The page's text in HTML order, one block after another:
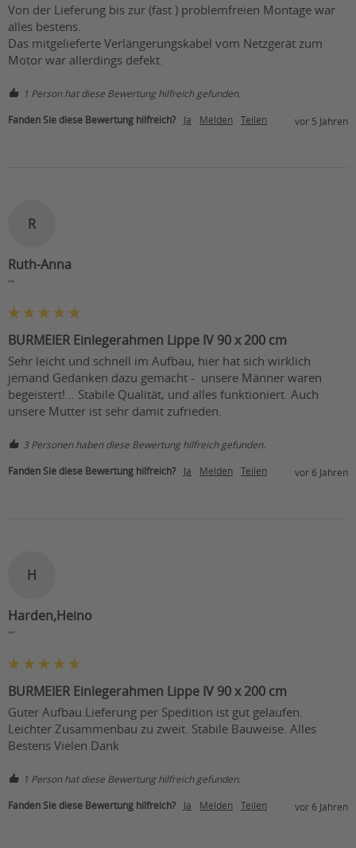
Von der Lieferung bis zur (fast ) problemfreien Montage war
alles bestens.
Das mitgelieferte Verlängerungskabel vom Netzgerät zum
Motor war allerdings defekt.
1 Person hat diese Bewertung hilfreich gefunden.
Fanden Sie diese Bewertung hilfreich? Ja Melden Teilen vor 5 Jahren
R
Ruth-Anna
""
BURMEIER Einlegerahmen Lippe IV 90 x 200 cm
Sehr leicht und schnell im Aufbau, hier hat sich wirklich
jemand Gedanken dazu gemacht -  unsere Männer waren
begeistert!... Stabile Qualität, und alles funktioniert. Auch
unsere Mutter ist sehr damit zufrieden.
3 Personen haben diese Bewertung hilfreich gefunden.
Fanden Sie diese Bewertung hilfreich? Ja Melden Teilen vor 6 Jahren
H
Harden,Heino
""
BURMEIER Einlegerahmen Lippe IV 90 x 200 cm
Guter Aufbau.Lieferung per Spedition ist gut gelaufen.
Leichter Zusammenbau zu zweit. Stabile Bauweise. Alles
Bestens Vielen Dank
1 Person hat diese Bewertung hilfreich gefunden.
Fanden Sie diese Bewertung hilfreich? Ja Melden Teilen vor 6 Jahren